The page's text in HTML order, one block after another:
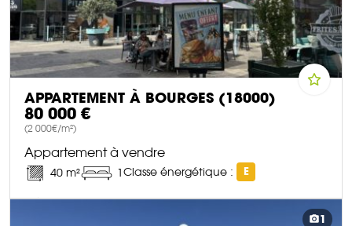
APPARTEMENT À BOURGES (18000)
80 000 €
(2 000€/m²)
Appartement à vendre
40 m² 1Classe énergétique : E
1